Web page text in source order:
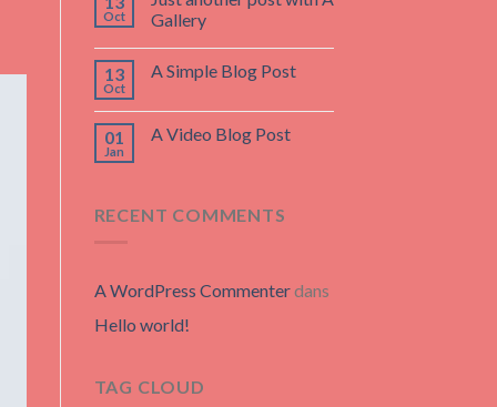
Oct
Gallery
13
Oct
A Simple Blog Post
01
Jan
A Video Blog Post
RECENT COMMENTS
A WordPress Commenterdans
Hello world!
TAG CLOUD